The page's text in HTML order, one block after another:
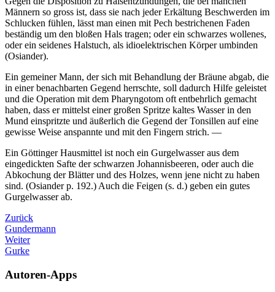
Männern so gross ist, dass sie nach jeder Erkältung Beschwerden im
Schlucken fühlen, lässt man einen mit Pech bestrichenen Faden
beständig um den bloßen Hals tragen; oder ein schwarzes wollenes,
oder ein seidenes Halstuch, als idioelektrischen Körper umbinden
(Osiander).
Ein gemeiner Mann, der sich mit Behandlung der Bräune abgab, die
in einer benachbarten Gegend herrschte, soll dadurch Hilfe geleistet
und die Operation mit dem Pharyngotom oft entbehrlich gemacht
haben, dass er mittelst einer großen Spritze kaltes Wasser in den
Mund einspritzte und äußerlich die Gegend der Tonsillen auf eine
gewisse Weise anspannte und mit den Fingern strich. —
Ein Göttinger Hausmittel ist noch ein Gurgelwasser aus dem
eingedickten Safte der schwarzen Johannisbeeren, oder auch die
Abkochung der Blätter und des Holzes, wenn jene nicht zu haben
sind. (Osiander p. 192.) Auch die Feigen (s. d.) geben ein gutes
Gurgelwasser ab.
Zurück
Gundermann
Weiter
Gurke
Autoren-Apps